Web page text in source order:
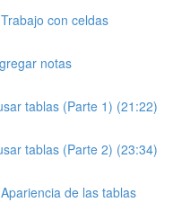
con celdas
notas
tablas (Parte 1) (21:22)
tablas (Parte 2) (23:34)
de las tablas